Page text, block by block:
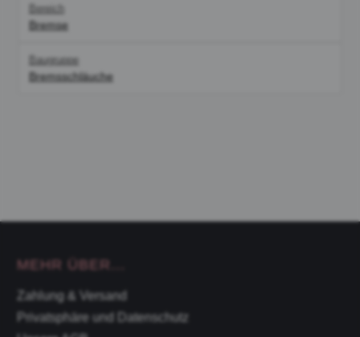
Bereich
Bremse
Baugruppe
Bremsschläuche
MEHR ÜBER...
Zahlung & Versand
Privatsphäre und Datenschutz